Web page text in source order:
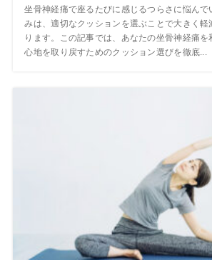
坐骨神経痛で座るたびに感じるつらさに悩んで
みは、適切なクッションを選ぶことで大きく軽
ります。この記事では、あなたの坐骨神経痛を
心地を取り戻すためのクッション選びを徹底...